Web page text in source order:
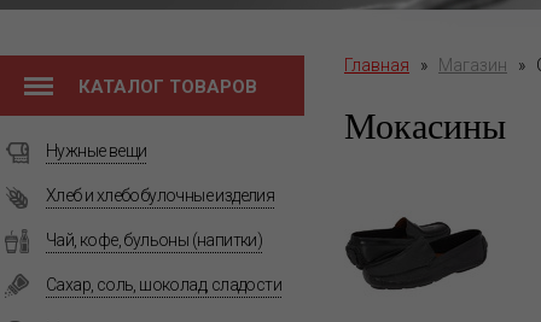
КАТАЛОГ ТОВАРОВ
Нужные вещи
Хлеб и хлебобулочные изделия
Чай, кофе, бульоны (напитки)
Сахар, соль, шоколад, сладости
Главная » Магазин »
Мокасины